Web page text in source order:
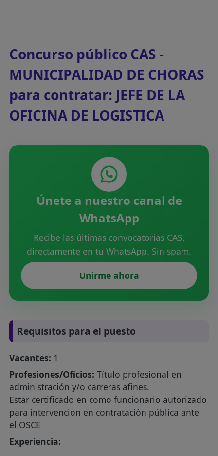
Concurso público CAS -
MUNICIPALIDAD DE CHORAS
para contratar: JEFE DE LA
OFICINA DE LOGISTICA
Únete a nuestro canal de
WhatsApp
Recibe las últimas convocatorias CAS,
directamente en tu WhatsApp. Sin spam.
Unirme ahora
Requisitos para el puesto
Vacantes: 1
Profesiones/Oficios: Título profesional en
administración y/o carreras afines.
Estar certificado en como funcionario autorizado
para intervención en contratación pública ante
el OSCE
Experiencia: